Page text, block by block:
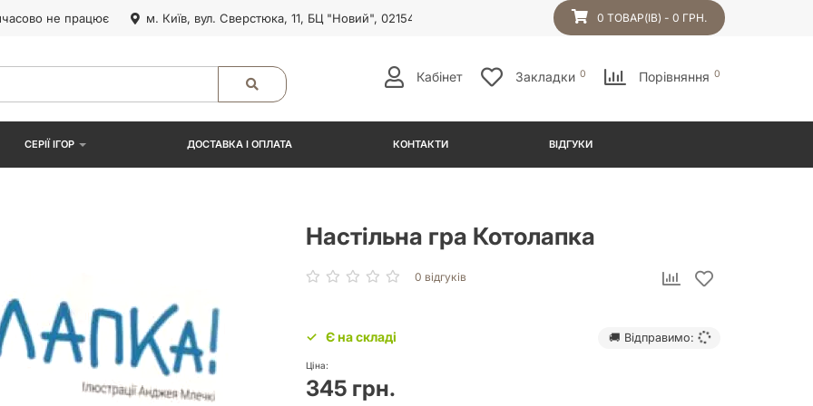
не працює м. Київ, вул. Сверстюка, 11, БЦ "Новий", 02154 0 ТОВАР(ІВ) - 0 ГРН.
Кабінет Закладки 0 Порівняння 0
СЕРІЇ ІГОР ДОСТАВКА І ОПЛАТА КОНТАКТИ ВІДГУКИ
Настільна гра Котолапка
0 відгуків
Є на складі 🚚 Відправимо:
Ціна:
345 грн.